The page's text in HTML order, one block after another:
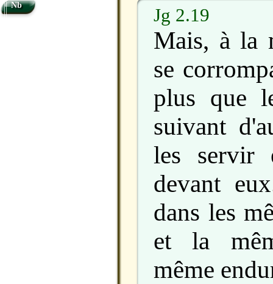
Jg 2.19
Mais, à la
se
plus que
suivant
les servir
devant
dans les
et la
même
Nb